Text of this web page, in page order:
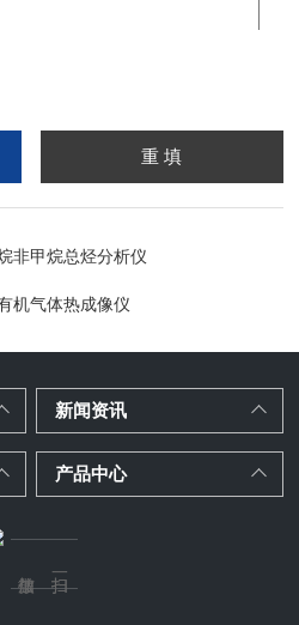
非甲烷总烃分析仪
机气体热成像仪
新闻资讯
产品中心